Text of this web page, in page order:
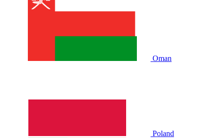
Oman
Poland